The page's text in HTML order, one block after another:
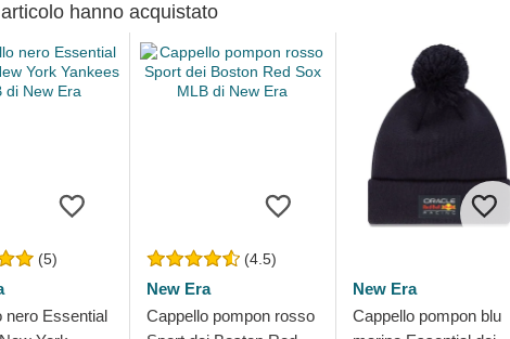
hanno acquistato
(5)
nero Essential
(4.5)
New Era
Cappello pompon rosso
New Era
Cappello pompon blu